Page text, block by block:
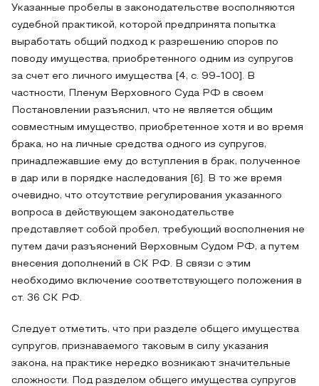
Указанные пробелы в законодательстве восполняются
судебной практикой, которой предпринята попытка
выработать общий подход к разрешению споров по
поводу имущества, приобретенного одним из супругов
за счет его личного имущества [4, с. 99-100]. В
частности, Пленум Верховного Суда РФ в своем
Постановлении разъяснил, что не является общим
совместным имущество, приобретенное хотя и во время
брака, но на личные средства одного из супругов,
принадлежавшие ему до вступления в брак, полученное
в дар или в порядке наследования [6]. В то же время
очевидно, что отсутствие регулирования указанного
вопроса в действующем законодательстве
представляет собой пробел, требующий восполнения не
путем дачи разъяснений Верховным Судом РФ, а путем
внесения дополнений в СК РФ. В связи с этим
необходимо включение соответствующего положения в
ст. 36 СК РФ.
Следует отметить, что при разделе общего имущества
супругов, признаваемого таковым в силу указания
закона, на практике нередко возникают значительные
сложности. Под разделом общего имущества супругов